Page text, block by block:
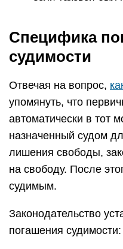
Специфика
судимости
Отвечая на вопрос,
упомянуть, что
автоматически в тот
назначенный судом
лишения свободы,
на свободу. После
судимым.
Законодательство
погашения судимости: